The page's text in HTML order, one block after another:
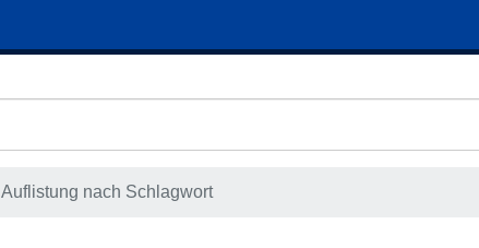
Auflistung nach Schlagwort